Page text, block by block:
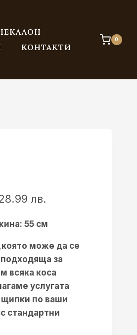
КОНТАКТИ
0
лв.
/
258.99 лв.
through
270.47 €
/
55 см
може да се
за
всяка коса
услугата
щипки по ваши
стандартни